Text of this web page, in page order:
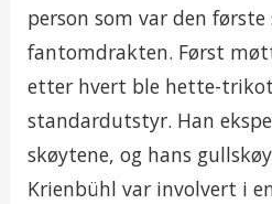
person som var den
fantomdrakten. Først
etter hvert ble hette-
standardutstyr. Han
skøytene, og hans
Krienbühl var involvert i